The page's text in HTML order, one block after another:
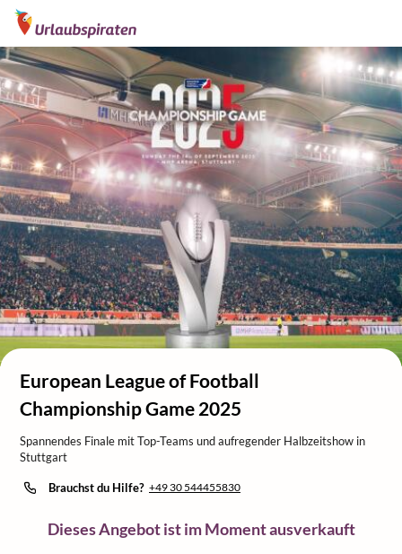
European League of Football
Championship Game 2025
Spannendes Finale mit Top-Teams und aufregender Halbzeitshow in
Stuttgart
Brauchst du Hilfe? +49 30 544455830
Dieses Angebot ist im Moment ausverkauft